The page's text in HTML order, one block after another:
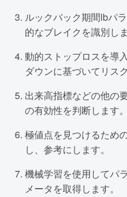
ルックバック期間lbパ
的なブレイクを識別しま
動的ストップロスを導
ダウンに基づいてリス
出来高指標などの他の
の有効性を判断します。
極値点を見つけるため
し、参考にします。
機械学習を使用してパ
メータを取得します。